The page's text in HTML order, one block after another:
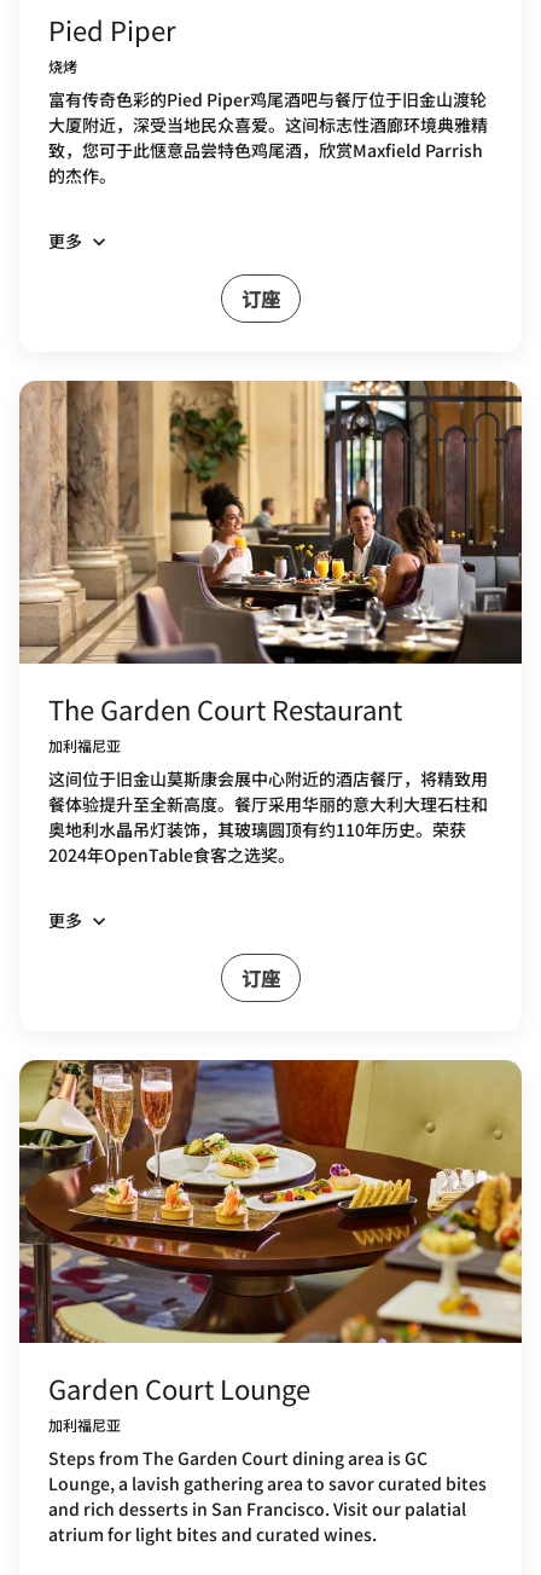
Pied Piper
烧烤
富有传奇色彩的Pied Piper鸡尾酒吧与餐厅位于旧金山渡轮
大厦附近，深受当地民众喜爱。这间标志性酒廊环境典雅精
致，您可于此惬意品尝特色鸡尾酒，欣赏Maxfield Parrish
的杰作。
更多
订座
The Garden Court Restaurant
加利福尼亚
这间位于旧金山莫斯康会展中心附近的酒店餐厅，将精致用
餐体验提升至全新高度。餐厅采用华丽的意大利大理石柱和
奥地利水晶吊灯装饰，其玻璃圆顶有约110年历史。荣获
2024年OpenTable食客之选奖。
更多
订座
Garden Court Lounge
加利福尼亚
Steps from The Garden Court dining area is GC
Lounge, a lavish gathering area to savor curated bites
and rich desserts in San Francisco. Visit our palatial
atrium for light bites and curated wines.